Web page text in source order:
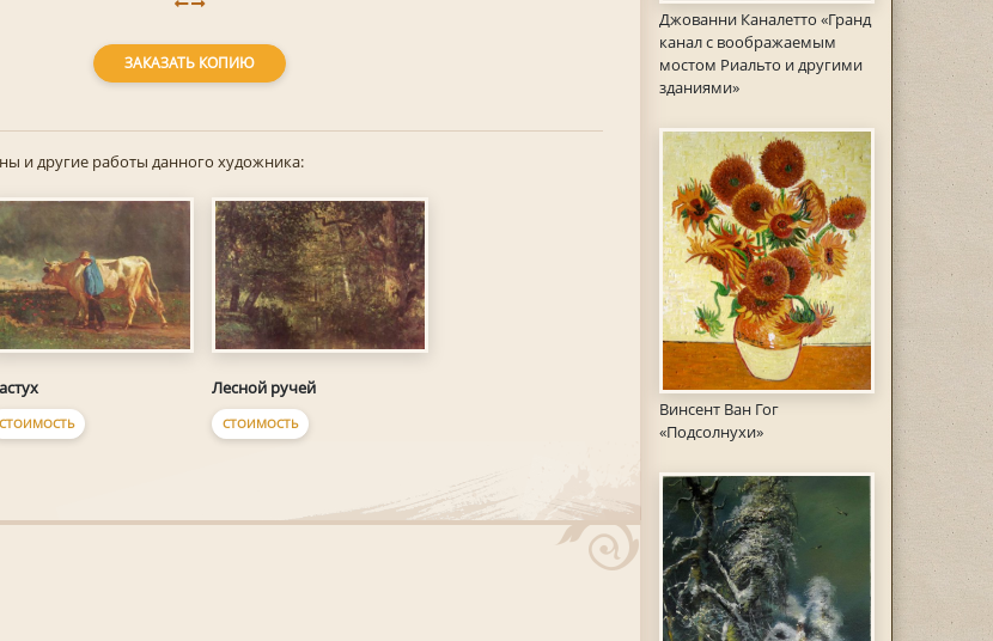
Джованни Каналетто «Гранд
канал с воображаемым
мостом Риальто и другими
зданиями»
Винсент Ван Гог
«Подсолнухи»
ЗАКАЗАТЬ КОПИЮ
и другие работы данного художника:
СТОИМОСТЬ
Лесной ручей
СТОИМОСТЬ